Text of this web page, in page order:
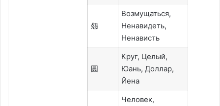
怨
Возмущаться,
Ненавидеть,
Ненависть
圓
Круг, Целый,
Юань, Доллар,
Йена
Человек,